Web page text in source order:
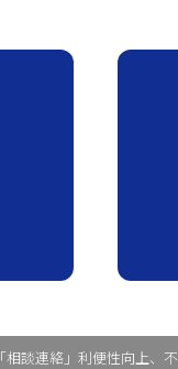
相談連絡」利便性向上、